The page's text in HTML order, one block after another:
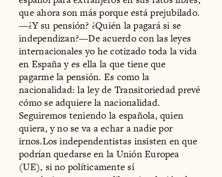
que ahora son más porque está prejubilado.
—¿Y su pensión? ¿Quién la pagará si se
independizan?—De acuerdo con las leyes
internacionales yo he cotizado toda la vida
en España y es ella la que tiene que
pagarme la pensión. Es como la
nacionalidad: la ley de Transitoriedad prevé
cómo se adquiere la nacionalidad.
Seguiremos teniendo la española, quien
quiera, y no se va a echar a nadie por
irnos.Los independentistas insisten en que
podrían quedarse en la Unión Europea
(UE), si no políticamente sí